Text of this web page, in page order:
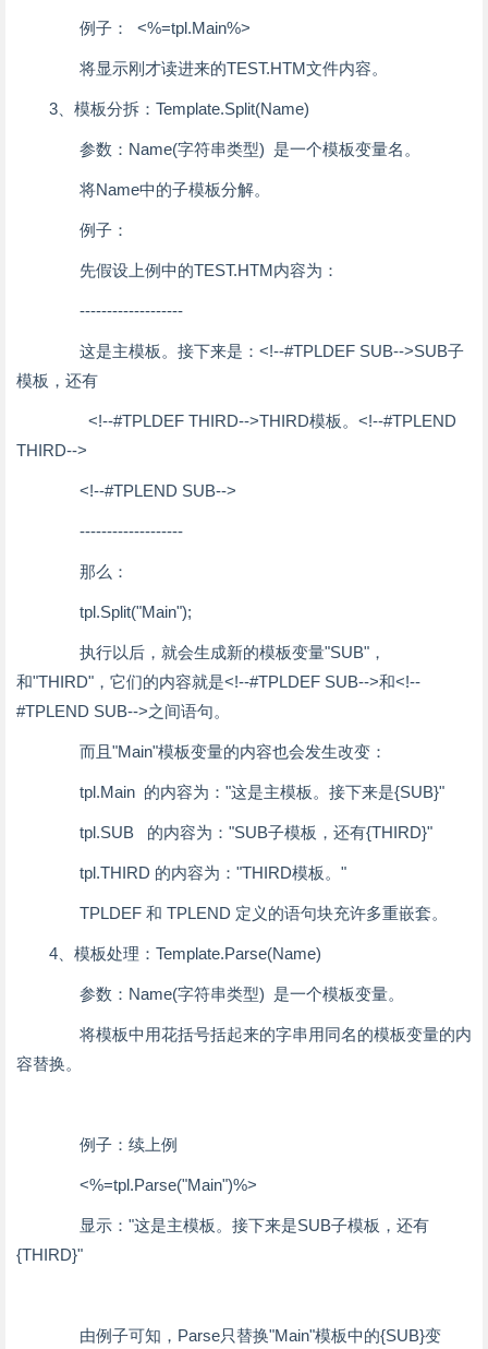
例子： <%=tpl.Main%>
将显示刚才读进来的TEST.HTM文件内容。
3、模板分拆：Template.Split(Name)
参数：Name(字符串类型) 是一个模板变量名。
将Name中的子模板分解。
例子：
先假设上例中的TEST.HTM内容为：
-------------------
这是主模板。接下来是：<!--#TPLDEF SUB-->SUB子
模板，还有
<!--#TPLDEF THIRD-->THIRD模板。<!--#TPLEND
THIRD-->
<!--#TPLEND SUB-->
-------------------
那么：
tpl.Split("Main");
执行以后，就会生成新的模板变量"SUB"，
和"THIRD"，它们的内容就是<!--#TPLDEF SUB-->和<!--
#TPLEND SUB-->之间语句。
而且"Main"模板变量的内容也会发生改变：
tpl.Main 的内容为："这是主模板。接下来是{SUB}"
tpl.SUB 的内容为："SUB子模板，还有{THIRD}"
tpl.THIRD 的内容为："THIRD模板。"
TPLDEF 和 TPLEND 定义的语句块充许多重嵌套。
4、模板处理：Template.Parse(Name)
参数：Name(字符串类型) 是一个模板变量。
将模板中用花括号括起来的字串用同名的模板变量的内
容替换。
例子：续上例
<%=tpl.Parse("Main")%>
显示："这是主模板。接下来是SUB子模板，还有
{THIRD}"
由例子可知，Parse只替换"Main"模板中的{SUB}变